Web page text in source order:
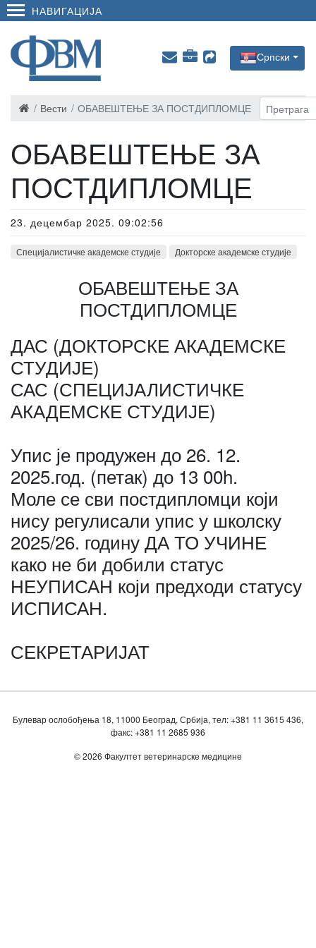
НАВИГАЦИЈА
Српски
Вести ОБАВЕШТЕЊЕ ЗА ПОСТДИПЛОМЦЕ
ОБАВЕШТЕЊЕ ЗА
ПОСТДИПЛОМЦЕ
23. децембар 2025. 09:02:56
Специјалистичке академске студије Докторске академске студије
ОБАВЕШТЕЊЕ ЗА
ПОСТДИПЛОМЦЕ
ДАС (ДОКТОРСКЕ АКАДЕМСКЕ
СТУДИЈЕ)
САС (СПЕЦИЈАЛИСТИЧКЕ
АКАДЕМСКЕ СТУДИЈЕ)
Упис је продужен до 26. 12.
2025.год. (петак) до 13 00h.
Моле се сви постдипломци који
нису регулисали упис у школску
2025/26. годину ДА ТО УЧИНЕ
како не би добили статус
НЕУПИСАН који предходи статусу
ИСПИСАН.
СЕКРЕТАРИЈАТ
Булевар ослобођења 18, 11000 Београд, Србија, тел: +381 11 3615 436,
факс: +381 11 2685 936
© 2026 Факултет ветеринарске медицине